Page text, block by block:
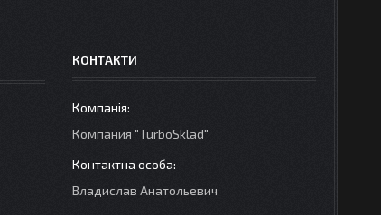
КОНТАКТИ
Компания "TurboSklad"
Владислав Анатольевич